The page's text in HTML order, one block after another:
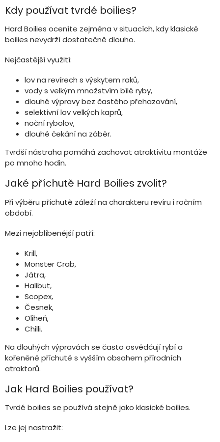
s
u
Kdy používat tvrdé boilies?
Hard Boilies oceníte zejména v situacích, kdy klasické
boilies nevydrží dostatečně dlouho.
Nejčastější využití:
lov na revírech s výskytem raků,
vody s velkým množstvím bílé ryby,
dlouhé výpravy bez častého přehazování,
selektivní lov velkých kaprů,
noční rybolov,
dlouhé čekání na záběr.
Tvrdší nástraha pomáhá zachovat atraktivitu montáže
po mnoho hodin.
Jaké příchutě Hard Boilies zvolit?
Při výběru příchutě záleží na charakteru revíru i ročním
období.
Mezi nejoblíbenější patří:
Krill,
Monster Crab,
Játra,
Halibut,
Scopex,
Česnek,
Oliheň,
Chilli.
Na dlouhých výpravách se často osvědčují rybí a
kořeněné příchutě s vyšším obsahem přírodních
atraktorů.
Jak Hard Boilies používat?
Tvrdé boilies se používá stejně jako klasické boilies.
Lze jej nastražit: